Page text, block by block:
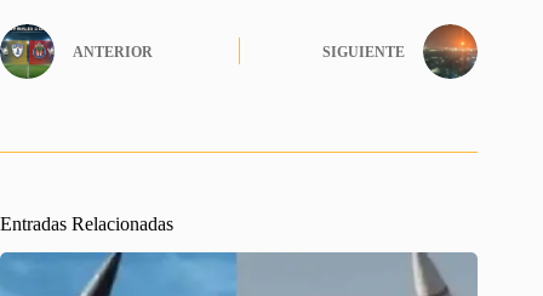
ANTERIOR SIGUIENTE
Entradas Relacionadas